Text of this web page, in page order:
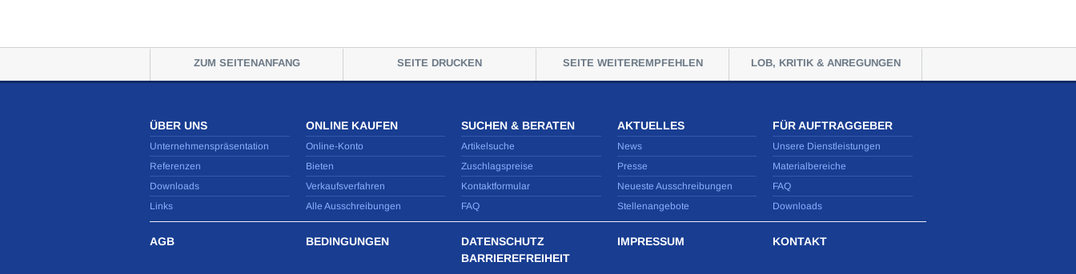
ZUM SEITENANFANG SEITE DRUCKEN SEITE WEITEREMPFEHLEN LOB, KRITIK & ANREGUNGEN
ÜBER UNS
Unternehmenspräsentation
Referenzen
Downloads
Links
ONLINE KAUFEN
Online-Konto
Bieten
Verkaufsverfahren
Alle Ausschreibungen
SUCHEN & BERATEN
Artikelsuche
Zuschlagspreise
Kontaktformular
FAQ
AKTUELLES
News
Presse
Neueste Ausschreibungen
Stellenangebote
FÜR AUFTRAGGEBER
Unsere Dienstleistungen
Materialbereiche
FAQ
Downloads
AGB BEDINGUNGEN
DATENSCHUTZ
BARRIEREFREIHEIT
IMPRESSUM KONTAKT